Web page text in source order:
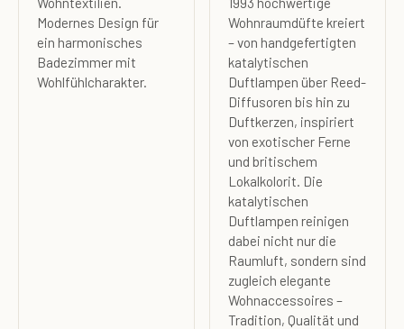
Modernes Design für
ein harmonisches
Badezimmer mit
Wohlfühlcharakter.
Wohnraumdüfte kreiert
– von handgefertigten
katalytischen
Duftlampen über Reed-
Diffusoren bis hin zu
Duftkerzen, inspiriert
von exotischer Ferne
und britischem
Lokalkolorit. Die
katalytischen
Duftlampen reinigen
dabei nicht nur die
Raumluft, sondern sind
zugleich elegante
Wohnaccessoires –
Tradition, Qualität und